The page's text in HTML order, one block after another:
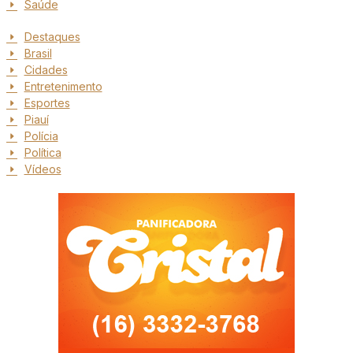
Saúde
Destaques
Brasil
Cidades
Entretenimento
Esportes
Piauí
Polícia
Política
Vídeos